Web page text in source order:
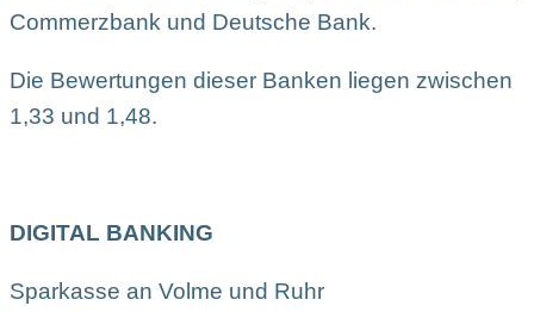
Commerzbank und Deutsche Bank.
Die Bewertungen dieser Banken liegen zwischen
1,33 und 1,48.
DIGITAL BANKING
Sparkasse an Volme und Ruhr